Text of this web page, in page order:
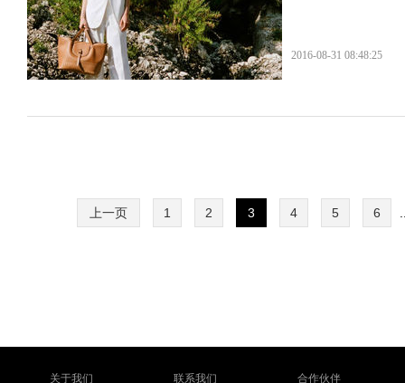
2016-08-31 08:48:25
上一页 1 2 3 4 5 6
关于我们 联系我们 合作伙伴